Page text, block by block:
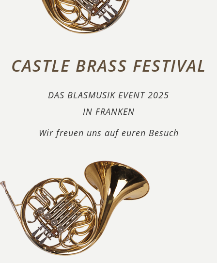
CASTLE BRASS FESTIVAL
DAS BLASMUSIK EVENT 2025
IN FRANKEN
Wir freuen uns auf euren Besuch